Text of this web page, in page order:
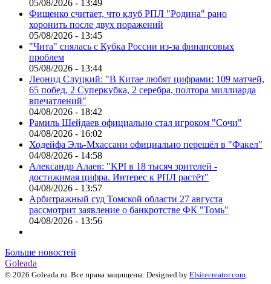
05/08/2026 - 13:49
Фищенко считает, что клуб РПЛ "Родина" рано
хоронить после двух поражений
05/08/2026 - 13:45
"Чита" снялась с Кубка России из-за финансовых
проблем
05/08/2026 - 13:44
Леонид Слуцкий: "В Китае любят цифрами: 109 матчей,
65 побед, 2 Суперкубка, 2 серебра, полтора миллиарда
впечатлений"
04/08/2026 - 18:42
Рамиль Шейдаев официально стал игроком "Сочи"
04/08/2026 - 16:02
Ходейфа Эль-Мхассани официально перешёл в "Факел"
04/08/2026 - 14:58
Александр Алаев: "KPI в 18 тысяч зрителей -
достижимая цифра. Интерес к РПЛ растёт"
04/08/2026 - 13:57
Арбитражный суд Томской области 27 августа
рассмотрит заявление о банкротстве ФК "Томь"
04/08/2026 - 13:56
Больше новостей
Goleada
© 2026 Goleada.ru. Все права защищены. Designed by Elsitecreator.com